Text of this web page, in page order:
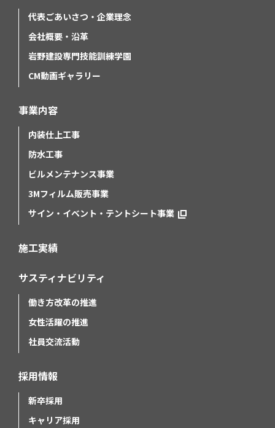
代表ごあいさつ・企業理念
会社概要・沿革
岩野建設専門技能訓練学園
CM動画ギャラリー
事業内容
内装仕上工事
防水工事
ビルメンテナンス事業
3Mフィルム販売事業
サイン・イベント・テントシート事業
施工実績
サスティナビリティ
働き方改革の推進
女性活躍の推進
社員交流活動
採用情報
新卒採用
キャリア採用